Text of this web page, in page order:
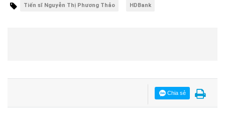
Tiến sĩ Nguyễn Thị Phương Thảo HDBank
Chia sẻ